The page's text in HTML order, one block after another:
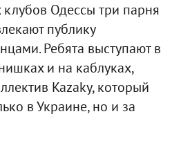
Одессы три парня
публику
Ребята выступают в
и на каблуках,
Kazaky, который
в Украине, но и за